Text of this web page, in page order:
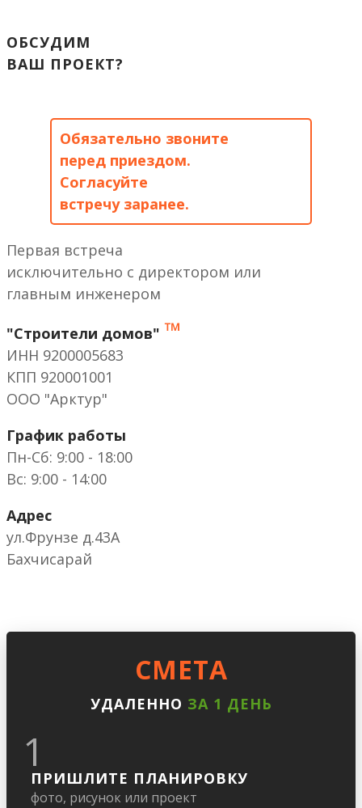
ОБСУДИМ
ВАШ ПРОЕКТ?
Обязательно звоните
перед приездом.
Согласуйте
встречу заранее.
Первая встреча
исключительно с директором или
главным инженером
"Строители домов" ™
ИНН 9200005683
КПП 920001001
ООО "Арктур"
График работы
Пн-Сб: 9:00 - 18:00
Вс: 9:00 - 14:00
Адрес
ул.Фрунзе д.43А
Бахчисарай
CМЕТА
УДАЛЕННО ЗА 1 ДЕНЬ
1
ПРИШЛИТЕ ПЛАНИРОВКУ
фото, рисунок или проект